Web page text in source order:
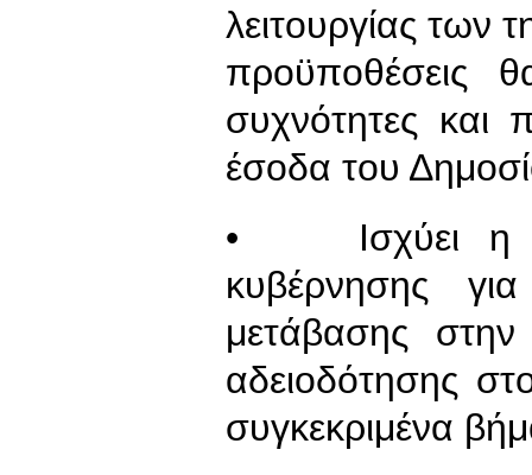
λειτουργίας των
προϋποθέσεις
συχνότητες και
έσοδα του
• Ισχύει η
κυβέρνησης
μετάβασης στην
αδειοδότησης
συγκεκριμένα